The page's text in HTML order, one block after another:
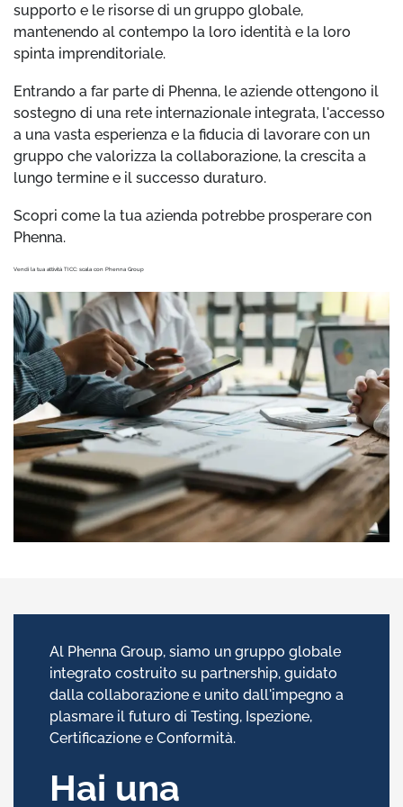
supporto e le risorse di un gruppo globale,
mantenendo al contempo la loro identità e la loro
spinta imprenditoriale.
Entrando a far parte di Phenna, le aziende ottengono il
sostegno di una rete internazionale integrata, l'accesso
a una vasta esperienza e la fiducia di lavorare con un
gruppo che valorizza la collaborazione, la crescita a
lungo termine e il successo duraturo.
Scopri come la tua azienda potrebbe prosperare con
Phenna.
Vendi la tua attività TICC: scala con Phenna Group
Al Phenna Group, siamo un gruppo globale
integrato costruito su partnership, guidato
dalla collaborazione e unito dall'impegno a
plasmare il futuro di Testing, Ispezione,
Certificazione e Conformità.
Hai una